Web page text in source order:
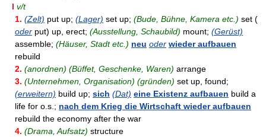
I v/t
1. (Zelt) put up; (Lager) set up; (Bude, Bühne, Kamera etc.) set (
oder put) up, erect; (Ausstellung, Schaubild) mount; (Gerüst)
assemble; (Häuser, Stadt etc.) neu oder wieder aufbauen
rebuild
2. (anordnen) (Büffet, Geschenke, Waren) arrange
3. (Unternehmen, Organisation) (gründen) set up, found;
(erweitern) build up; sich (Dat) eine Existenz aufbauen build a
life for o.s.; nach dem Krieg die Wirtschaft wieder aufbauen
rebuild the economy after the war
4. (Drama, Aufsatz) structure